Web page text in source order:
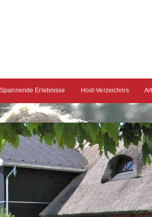
Spannende Erlebnisse Host-Verzeichnis